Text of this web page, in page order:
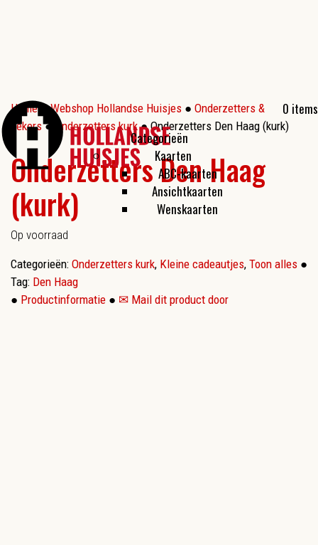
0 items
Categorieën
Kaarten
ABC-kaarten
Ansichtkaarten
Wenskaarten
Home●Webshop Hollandse Huisjes ● Onderzetters &
bekers● Onderzetters kurk● Onderzetters Den Haag (kurk)
Onderzetters Den Haag
(kurk)
Op voorraad
Categorieën: Onderzetters kurk, Kleine cadeautjes, Toon alles ●
Tag: Den Haag
● Productinformatie ● ✉ Mail dit product door